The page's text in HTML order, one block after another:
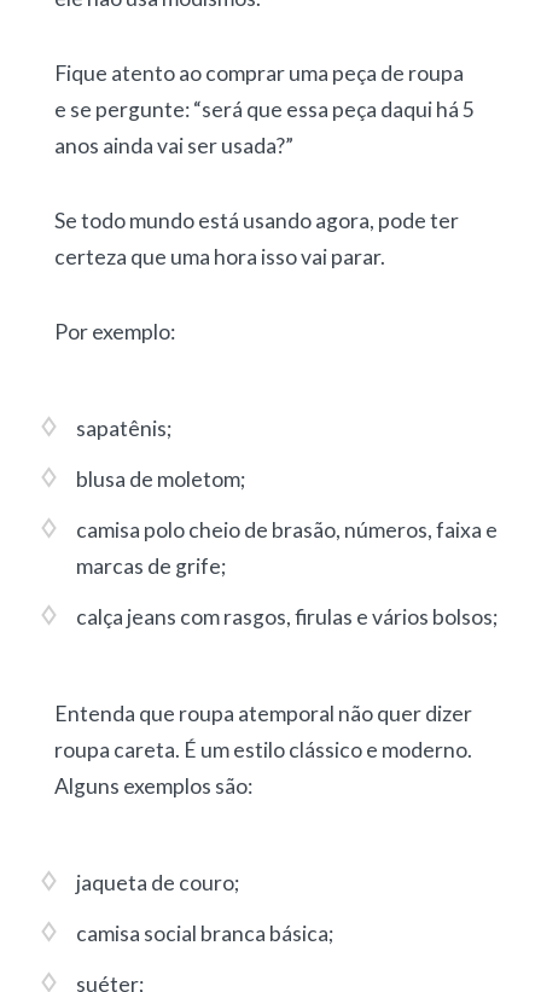
Fique atento ao comprar uma peça de roupa
e se pergunte: “será que essa peça daqui há 5
anos ainda vai ser usada?”
Se todo mundo está usando agora, pode ter
certeza que uma hora isso vai parar.
Por exemplo:
sapatênis;
blusa de moletom;
camisa polo cheio de brasão, números, faixa e
marcas de grife;
calça jeans com rasgos, firulas e vários bolsos;
Entenda que roupa atemporal não quer dizer
roupa careta. É um estilo clássico e moderno.
Alguns exemplos são:
jaqueta de couro;
camisa social branca básica;
suéter;